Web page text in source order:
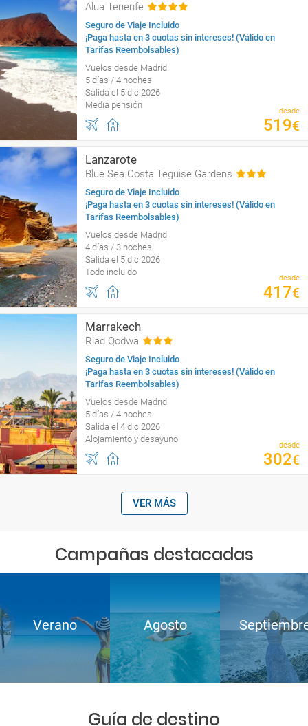
Alua Tenerife
Seguro de Viaje Incluido
¡Paga hasta en 3 cuotas sin intereses! (Válido en
Tarifas Reembolsables)
Vuelos desde Madrid
5 días / 4 noches
Salida el 5 dic 2026
Media pensión
desde
519€
Lanzarote
Blue Sea Costa Teguise Gardens
Seguro de Viaje Incluido
¡Paga hasta en 3 cuotas sin intereses! (Válido en
Tarifas Reembolsables)
Vuelos desde Madrid
4 días / 3 noches
Salida el 5 dic 2026
Todo incluido
desde
417€
Marrakech
Riad Qodwa
Seguro de Viaje Incluido
¡Paga hasta en 3 cuotas sin intereses! (Válido en
Tarifas Reembolsables)
Vuelos desde Madrid
5 días / 4 noches
Salida el 4 dic 2026
Alojamiento y desayuno
desde
302€
VER MÁS
Campañas destacadas
Verano Agosto
Guía de destino